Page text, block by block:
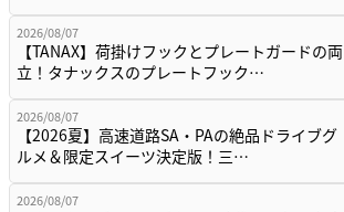
2026/08/07
【TANAX】荷掛けフックとプレートガードの両
立！タナックスのプレートフック…
2026/08/07
【2026夏】高速道路SA・PAの絶品ドライブグ
ルメ＆限定スイーツ決定版！三…
2026/08/07